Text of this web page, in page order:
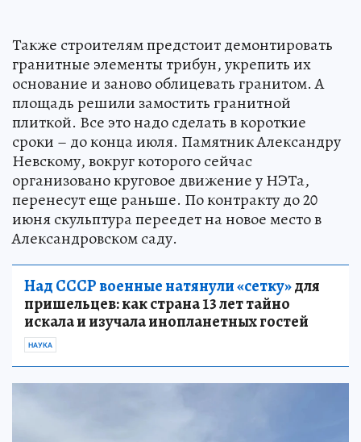
Также строителям предстоит демонтировать
гранитные элементы трибун, укрепить их
основание и заново облицевать гранитом. А
площадь решили замостить гранитной
плиткой. Все это надо сделать в короткие
сроки – до конца июля. Памятник Александру
Невскому, вокруг которого сейчас
организовано круговое движение у НЭТа,
перенесут еще раньше. По контракту до 20
июня скульптура переедет на новое место в
Александровском саду.
Над СССР военные натянули «сетку»для
пришельцев: как страна 13 лет тайно
искала и изучала инопланетных гостей
НАУКА